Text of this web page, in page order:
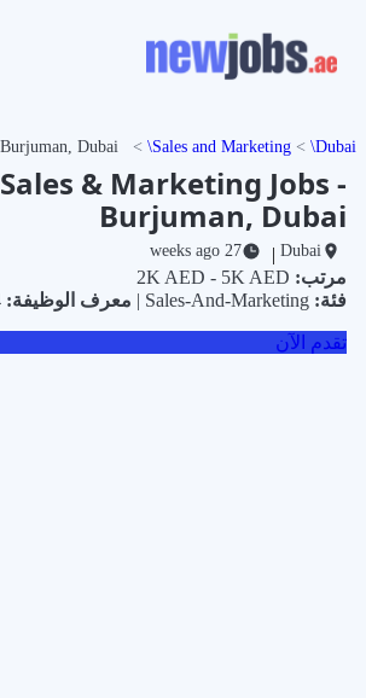
Dubai
Sales and Marketing
Sales & Marketing Jobs -
Burjuman, Dubai
Dubai
|
27 weeks ago
مرتب:
فئة:
معرف الوظيفة:
تقدم الآن